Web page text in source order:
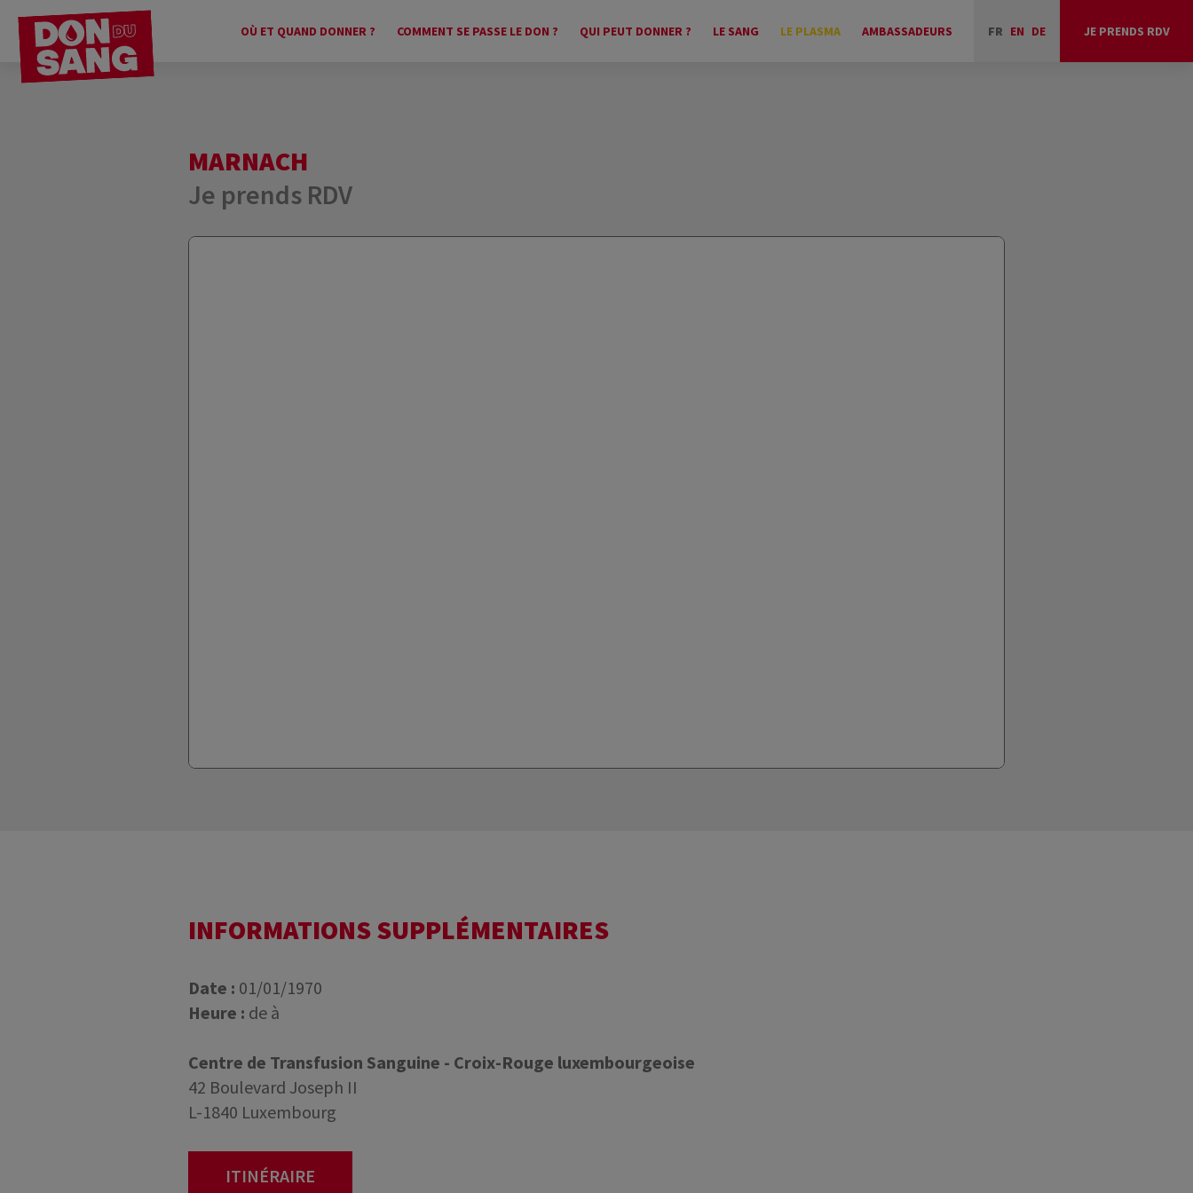
OÙ ET QUAND DONNER ? COMMENT SE PASSE LE DON ? QUI PEUT DONNER ? LE SANG LE PLASMA AMBASSADEURS FR EN DE JE PRENDS RDV
MARNACH
Je prends RDV
INFORMATIONS SUPPLÉMENTAIRES
Date : 01/01/1970
Heure : de à
Centre de Transfusion Sanguine - Croix-Rouge luxembourgeoise
42 Boulevard Joseph II
L-1840 Luxembourg
ITINÉRAIRE